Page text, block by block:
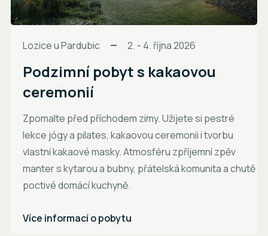
Lozice u Pardubic 2. - 4. října 2026
Podzimní pobyt s kakaovou
ceremonií
Zpomalte před příchodem zimy. Užijete si pestré
lekce jógy a pilates, kakaovou ceremonii i tvorbu
vlastní kakaové masky. Atmosféru zpříjemní zpěv
manter s kytarou a bubny, přátelská komunita a chutě
poctivé domácí kuchyně.
Více informací o pobytu